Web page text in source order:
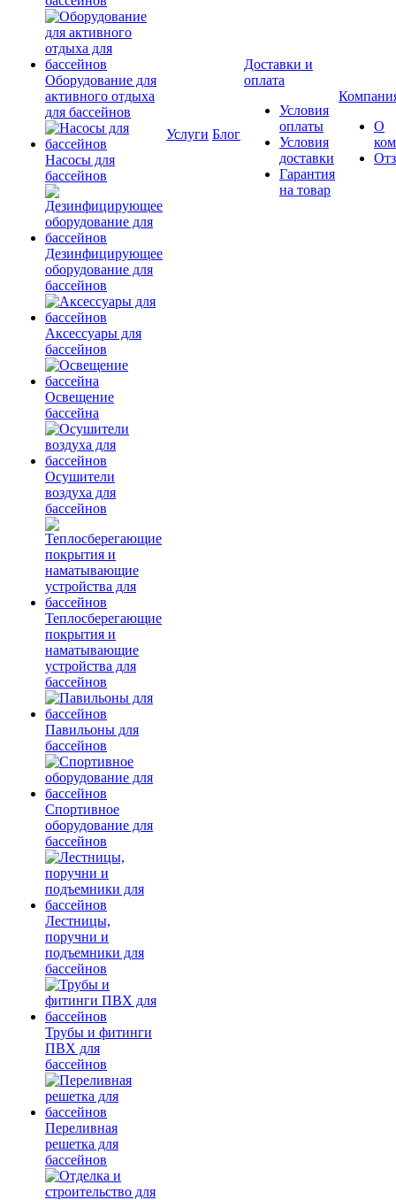
Оборудование для
активного отдыха
для бассейнов
Насосы для
бассейнов
Дезинфицирующее
оборудование для
бассейнов
Аксессуары для
бассейнов
Освещение
бассейна
Осушители
воздуха для
бассейнов
Теплосберегающие
покрытия и
наматывающие
устройства для
бассейнов
Павильоны для
бассейнов
Спортивное
оборудование для
бассейнов
Лестницы,
поручни и
подъемники для
бассейнов
Трубы и фитинги
ПВХ для
бассейнов
Переливная
решетка для
бассейнов
Услуги Блог
Доставки и
оплата
Условия
оплаты
Условия
доставки
Гарантия
на товар
О